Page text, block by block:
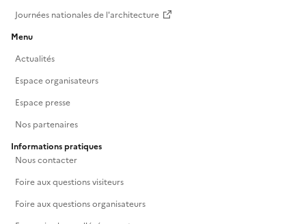
Journées nationales de l'architecture
Menu
Actualités
Espace organisateurs
Espace presse
Nos partenaires
Informations pratiques
Nous contacter
Foire aux questions visiteurs
Foire aux questions organisateurs